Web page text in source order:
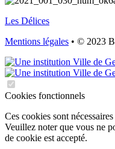
Les Délices
Mentions légales • © 2023
Cookies fonctionnels
Ces cookies sont
Veuillez noter que vous ne
de cookie est accepté.